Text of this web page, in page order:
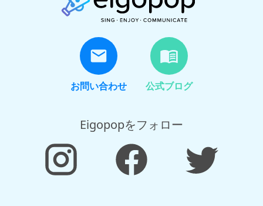
お問い合わせ 公式ブログ
Eigopopをフォロー